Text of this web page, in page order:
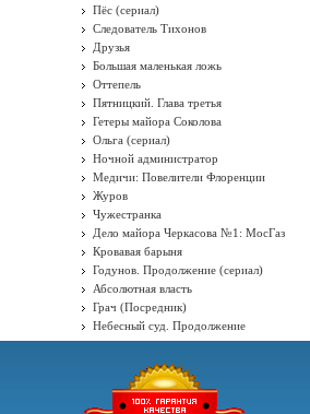
Пёс (сериал)
Следователь Тихонов
Друзья
Большая маленькая ложь
Оттепель
Пятницкий. Глава третья
Гетеры майора Соколова
Ольга (сериал)
Ночной администратор
Медичи: Повелители Флоренции
Журов
Чужестранка
Дело майора Черкасова №1: МосГаз
Кровавая барыня
Годунов. Продолжение (сериал)
Абсолютная власть
Грач (Посредник)
Небесный суд. Продолжение